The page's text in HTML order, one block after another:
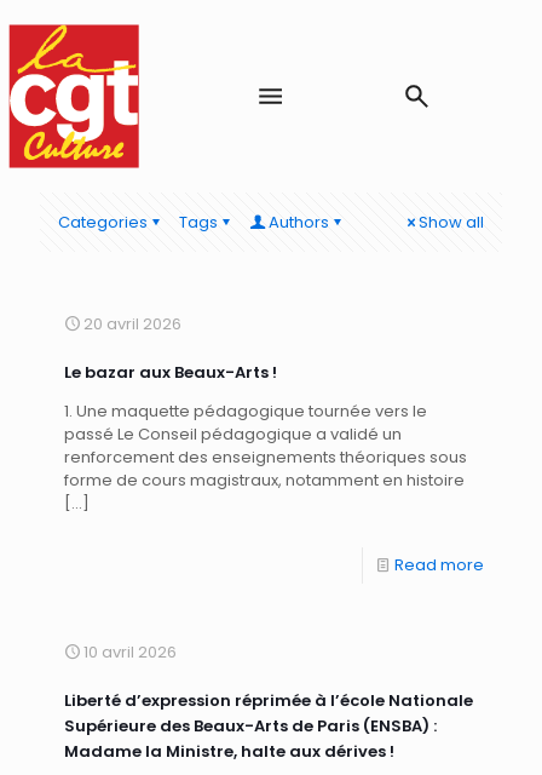
Categories Tags Authors Show all
20 avril 2026
Le bazar aux Beaux-Arts !
1. Une maquette pédagogique tournée vers le
passé Le Conseil pédagogique a validé un
renforcement des enseignements théoriques sous
forme de cours magistraux, notamment en histoire
[…]
Read more
10 avril 2026
Liberté d’expression réprimée à l’école Nationale
Supérieure des Beaux-Arts de Paris (ENSBA) :
Madame la Ministre, halte aux dérives !